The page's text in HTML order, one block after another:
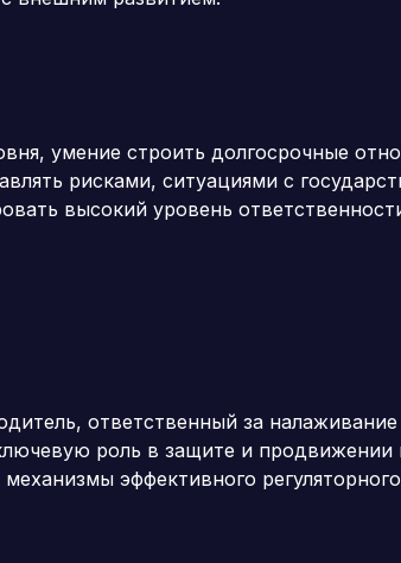
умение строить долгосрочные
рисками, ситуациями с
высокий уровень
ответственный за
роль в защите и продвижении
эффективного